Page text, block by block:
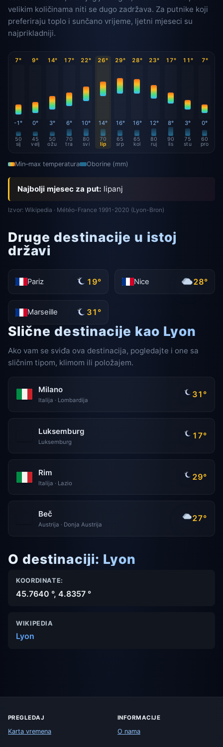
velikim količinama niti se dugo zadržava. Za putnike koji
preferiraju toplo i sunčano vrijeme, ljetni mjeseci su
najprikladniji.
7°
-1°
50
sij
9°
0°
45
velj
14°
3°
50
ožu
17°
6°
70
tra
22°
10°
80
svi
26°
14°
70
lip
29°
16°
65
srp
28°
16°
65
kol
23°
12°
80
ruj
17°
8°
90
lis
11°
3°
75
stu
7°
0°
60
pro
Min–max temperatura Oborine (mm)
Najbolji mjesec za put: lipanj
Izvor: Wikipedia · Météo-France 1991-2020 (Lyon-Bron)
Druge destinacije u istoj
državi
Pariz 19° Nice 28°
Marseille 31°
Slične destinacije kao Lyon
Ako vam se sviđa ova destinacija, pogledajte i one sa
sličnim tipom, klimom ili položajem.
Milano
Italija · Lombardija
31°
Luksemburg
Luksemburg
17°
Rim
Italija · Lazio
29°
Beč
Austrija · Donja Austrija
27°
O destinaciji: Lyon
KOORDINATE:
45.7640 °, 4.8357 °
WIKIPEDIA
Lyon
PREGLEDAJ
Karta vremena
INFORMACIJE
O nama